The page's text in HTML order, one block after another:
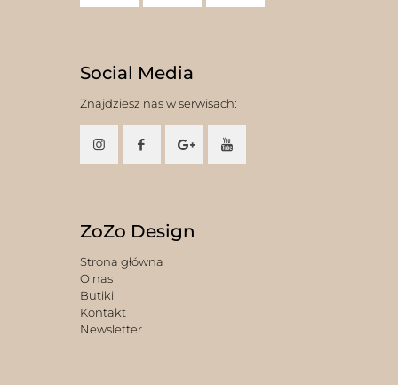
Social Media
Znajdziesz nas w serwisach:
ZoZo Design
Strona główna
O nas
Butiki
Kontakt
Newsletter